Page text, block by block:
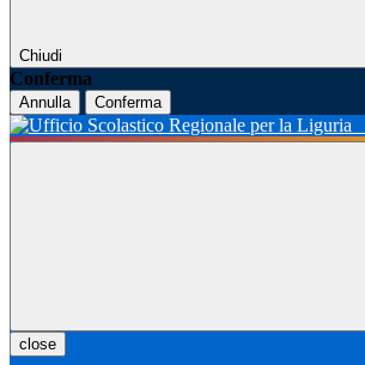
Chiudi
Conferma
Annulla Conferma
close